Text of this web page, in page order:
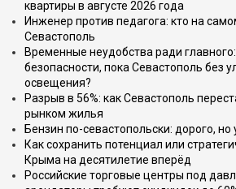
квартиры в августе 2026 года
Инженер против педагога: кто на
Севастополь
Временные неудобства ради
безопасности, пока Севастополь без
освещения?
Разрыв в 56%: как Севастополь
рынком жилья
Бензин по-севастопольски: дорого,
Как сохранить потенциал или
Крыма на десятилетие вперёд
Российские торговые центры под